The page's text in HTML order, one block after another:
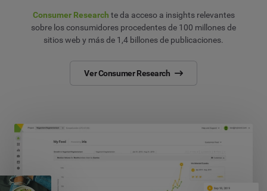
Consumer Research te da acceso a insights relevantes
sobre los consumidores procedentes de 100 millones de
sitios web y más de 1,4 billones de publicaciones.
Ver Consumer Research